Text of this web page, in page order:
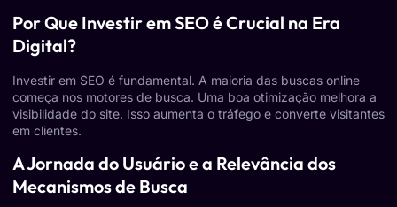
Por Que Investir em SEO é Crucial na Era
Digital?
Investir em SEO é fundamental. A maioria das buscas online
começa nos motores de busca. Uma boa otimização melhora a
visibilidade do site. Isso aumenta o tráfego e converte visitantes
em clientes.
A Jornada do Usuário e a Relevância dos
Mecanismos de Busca